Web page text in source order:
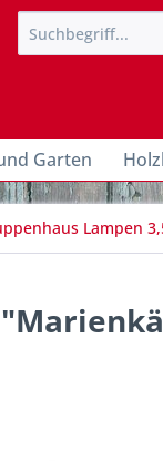
Garten
Lampen